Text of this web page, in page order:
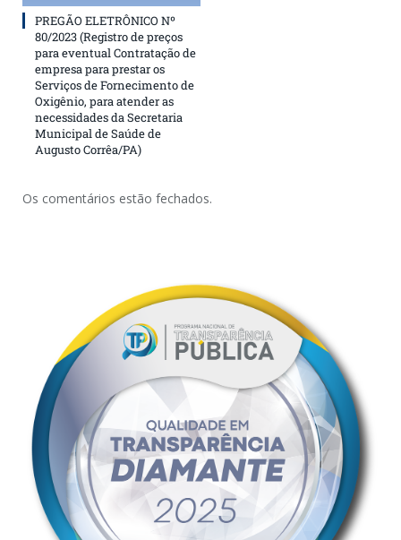
PREGÃO ELETRÔNICO Nº
80/2023 (Registro de preços
para eventual Contratação de
empresa para prestar os
Serviços de Fornecimento de
Oxigênio, para atender as
necessidades da Secretaria
Municipal de Saúde de
Augusto Corrêa/PA)
Os comentários estão fechados.